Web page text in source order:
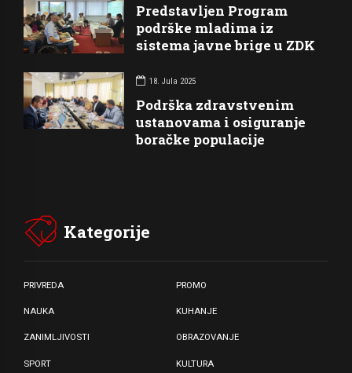
Predstavljen Program
podrške mladima iz
sistema javne brige u ZDK
18. Jula 2025
Podrška zdravstvenim
ustanovama i osiguranje
boračke populacije
Kategorije
PRIVREDA PROMO
NAUKA KUHANJE
ZANIMLJIVOSTI OBRAZOVANJE
SPORT KULTURA